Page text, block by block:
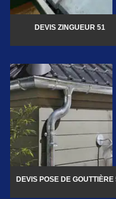
DEVIS ZINGUEUR 51
DEVIS POSE DE GOUTTIÈRE